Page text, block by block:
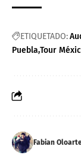
ETIQUETADO:
Puebla Tour
Fabian